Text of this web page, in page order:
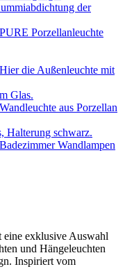
der
Glas.
Halterung schwarz.
exklusive Auswahl
und Hängeleuchten
Inspiriert vom